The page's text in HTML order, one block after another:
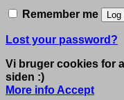
Remember me
Lost your password?
Vi bruger cookies for
siden :)
More info Accept